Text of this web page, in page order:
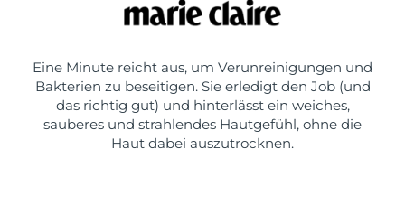
Eine Minute reicht aus, um Verunreinigungen und
Bakterien zu beseitigen. Sie erledigt den Job (und
das richtig gut) und hinterlässt ein weiches,
sauberes und strahlendes Hautgefühl, ohne die
Haut dabei auszutrocknen.